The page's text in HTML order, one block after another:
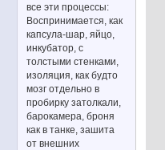
все эти процессы:
Воспринимается, как
капсула-шар, яйцо,
инкубатор, с
толстыми стенками,
изоляция, как будто
мозг отдельно в
пробирку затолкали,
барокамера, броня
как в танке, зашита
от внешних